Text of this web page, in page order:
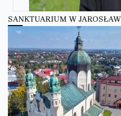
Kościół Greckokatolicki
zmienił(a) swój status.
8 hours ago
SANKTUARIUM W